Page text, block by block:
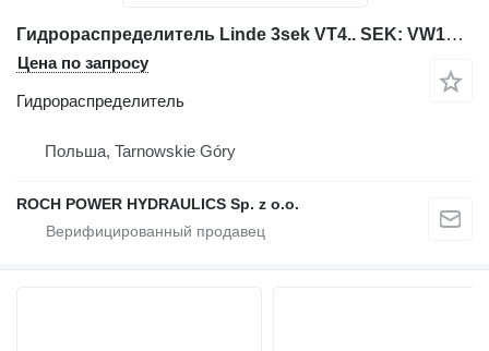
Гидрораспределитель Linde 3sek VT4.. SEK: VW18 5665+ 5645+ для экскаватора
Цена по запросу
Гидрораспределитель
Польша, Tarnowskie Góry
ROCH POWER HYDRAULICS Sp. z o.o.